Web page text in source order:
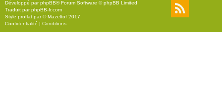
Développé parphpBB® Forum Software © phpBB Limited
Traduit parphpBB-fr.com
Style proflat par ©Mazeltof 2017
Confidentialité | Conditions